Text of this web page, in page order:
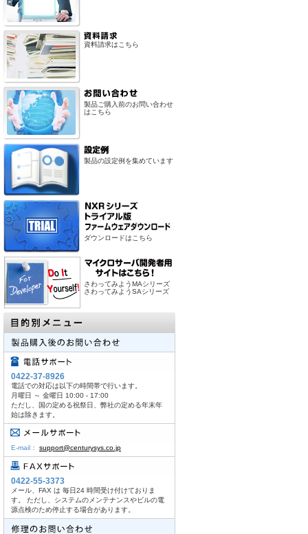
資料請求はこちら
製品ご購入前のお問い合わせ
はこちら
製品の設定例を集めています
ダウンロードはこちら
さわってみようMAシリーズ
さわってみようSAシリーズ
0422-37-8926
電話での対応は以下の時間帯で行います。
月曜日 ～ 金曜日 10:00 - 17:00
ただし、国の定める祝祭日、弊社の定める年末年
始は除きます。
E-mail： support@centurysys.co.jp
0422-55-3373
メール、FAX は 毎日24 時間受け付けておりま
す。 ただし、システムのメンテナンスやビルの電
源点検のため停止する場合があります。